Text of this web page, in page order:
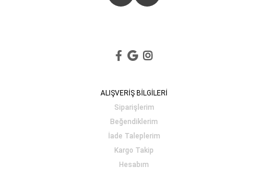
ALIŞVERİŞ BİLGİLERİ
Siparişlerim
Beğendiklerim
İade Taleplerim
Kargo Takip
Hesabım